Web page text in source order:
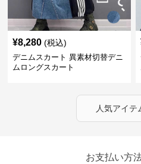
¥8,280 (税込)
デニムスカート 異素材切替デニ
ムロングスカート
人気アイテ
お支払い方